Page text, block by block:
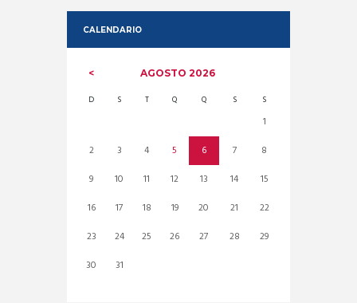
CALENDARIO
AGOSTO2026
D S T Q Q S S
1
2
3 4 5 6 7
8
9
10 11 12 13 14
15
16
17 18 19 20 21
22
23
24 25 26 27 28
29
30
31